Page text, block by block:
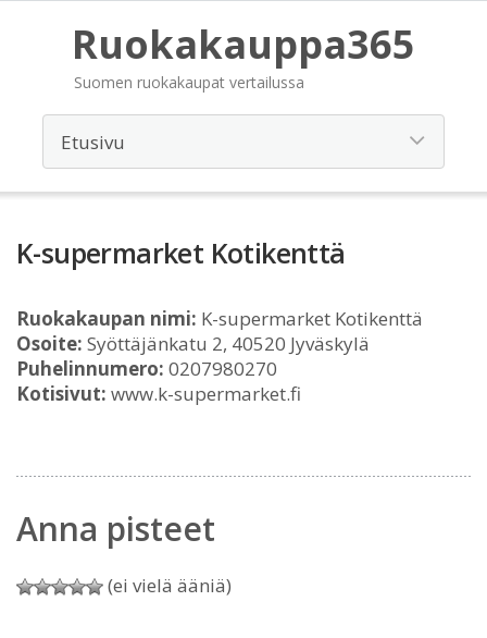
Ruokakauppa365
Suomen ruokakaupat vertailussa
K-supermarket Kotikenttä
Ruokakaupan nimi: K-supermarket Kotikenttä
Osoite: Syöttäjänkatu 2, 40520 Jyväskylä
Puhelinnumero: 0207980270
Kotisivut: www.k-supermarket.fi
Anna pisteet
(ei vielä ääniä)